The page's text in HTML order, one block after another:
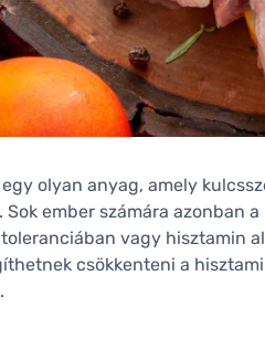
olyan anyag, amely
. Sok ember számára azonban
vagy hisztamin
csökkenteni a